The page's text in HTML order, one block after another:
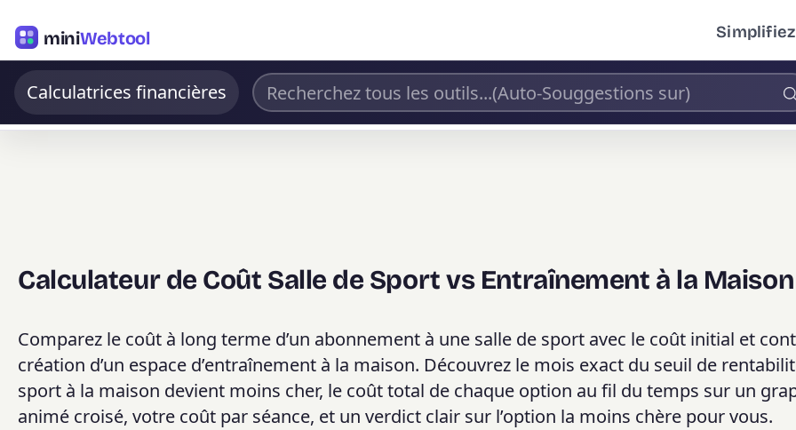
miniWebtool
Calculatrices financières
Calculateur de Coût Salle de Sport vs Entraînement à la Maison
Comparez le coût à long terme d’un abonnement à une salle de sport avec le coût initial et
création d’un espace d’entraînement à la maison. Découvrez le mois exact du seuil de
sport à la maison devient moins cher, le coût total de chaque option au fil du temps sur un
animé croisé, votre coût par séance, et un verdict clair sur l’option la moins chère pour vous.